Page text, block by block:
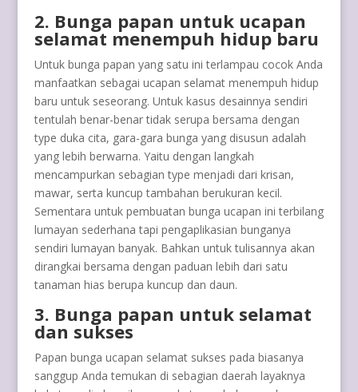
2. Bunga papan untuk ucapan
selamat menempuh hidup baru
Untuk bunga papan yang satu ini terlampau cocok Anda
manfaatkan sebagai ucapan selamat menempuh hidup
baru untuk seseorang. Untuk kasus desainnya sendiri
tentulah benar-benar tidak serupa bersama dengan
type duka cita, gara-gara bunga yang disusun adalah
yang lebih berwarna. Yaitu dengan langkah
mencampurkan sebagian type menjadi dari krisan,
mawar, serta kuncup tambahan berukuran kecil.
Sementara untuk pembuatan bunga ucapan ini terbilang
lumayan sederhana tapi pengaplikasian bunganya
sendiri lumayan banyak. Bahkan untuk tulisannya akan
dirangkai bersama dengan paduan lebih dari satu
tanaman hias berupa kuncup dan daun.
3. Bunga papan untuk selamat
dan sukses
Papan bunga ucapan selamat sukses pada biasanya
sanggup Anda temukan di sebagian daerah layaknya